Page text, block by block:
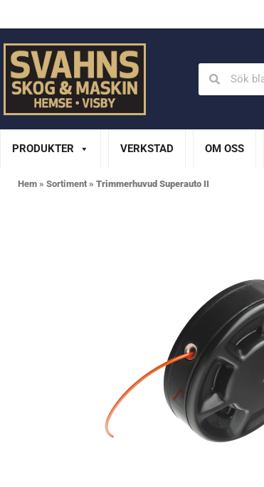
PRODUKTER VERKSTAD OM OSS
Hem » Sortiment » Trimmerhuvud Superauto II